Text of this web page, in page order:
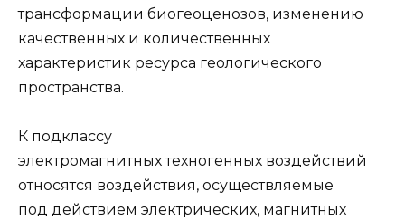
трансформации био­геоценозов, изменению
качественных и количественных
характеристик ресурса геологического
пространства.
К подклассу
электромагнитных техногенных воздействий
относятся воздей­ствия, осуществляемые
под действием электрических, магнитных